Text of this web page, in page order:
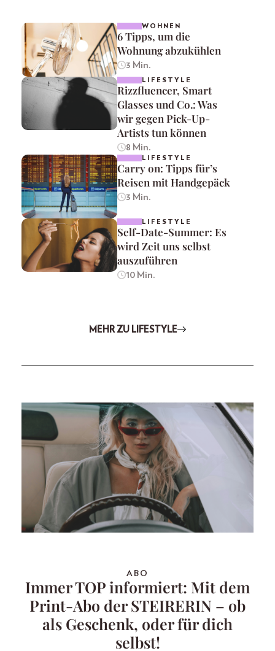
WOHNEN
6 Tipps, um die
Wohnung abzukühlen
3 Min.
LIFESTYLE
Rizzfluencer, Smart
Glasses und Co.: Was
wir gegen Pick-Up-
Artists tun können
8 Min.
LIFESTYLE
Carry on: Tipps für’s
Reisen mit Handgepäck
3 Min.
LIFESTYLE
Self-Date-Summer: Es
wird Zeit uns selbst
auszuführen
10 Min.
MEHR ZU LIFESTYLE
ABO
Immer TOP informiert: Mit dem
Print-Abo der STEIRERIN – ob
als Geschenk, oder für dich
selbst!